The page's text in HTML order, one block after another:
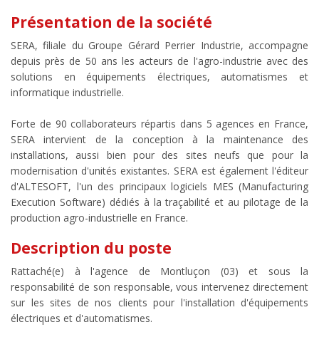
Présentation de la société
SERA, filiale du Groupe Gérard Perrier Industrie, accompagne
depuis près de 50 ans les acteurs de l'agro-industrie avec des
solutions en équipements électriques, automatismes et
informatique industrielle.
Forte de 90 collaborateurs répartis dans 5 agences en France,
SERA intervient de la conception à la maintenance des
installations, aussi bien pour des sites neufs que pour la
modernisation d'unités existantes. SERA est également l'éditeur
d'ALTESOFT, l'un des principaux logiciels MES (Manufacturing
Execution Software) dédiés à la traçabilité et au pilotage de la
production agro-industrielle en France.
Description du poste
Rattaché(e) à l'agence de Montluçon (03) et sous la
responsabilité de son responsable, vous intervenez directement
sur les sites de nos clients pour l'installation d'équipements
électriques et d'automatismes.